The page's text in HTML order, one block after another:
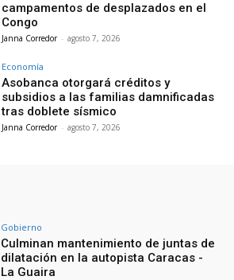
campamentos de desplazados en el
Congo
Janna Corredor - agosto 7, 2026
Economía
Asobanca otorgará créditos y
subsidios a las familias damnificadas
tras doblete sísmico
Janna Corredor - agosto 7, 2026
Gobierno
Culminan mantenimiento de juntas de
dilatación en la autopista Caracas -
La Guaira